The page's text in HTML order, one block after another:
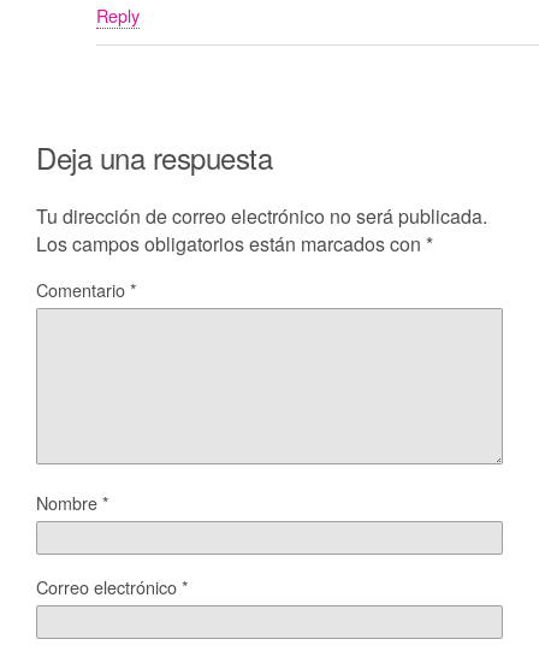
Reply
Deja una respuesta
Tu dirección de correo electrónico no será publicada.
Los campos obligatorios están marcados con *
Comentario*
Nombre*
Correo electrónico*